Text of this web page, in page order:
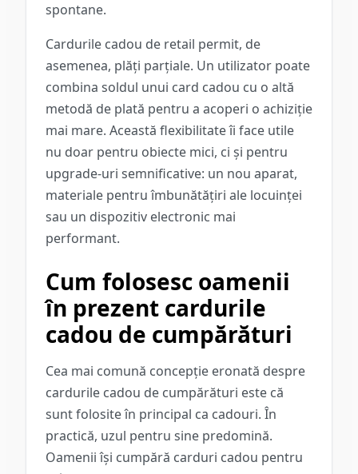
spontane.
Cardurile cadou de retail permit, de
asemenea, plăți parțiale. Un utilizator poate
combina soldul unui card cadou cu o altă
metodă de plată pentru a acoperi o achiziție
mai mare. Această flexibilitate îi face utile
nu doar pentru obiecte mici, ci și pentru
upgrade-uri semnificative: un nou aparat,
materiale pentru îmbunătățiri ale locuinței
sau un dispozitiv electronic mai
performant.
Cum folosesc oamenii
în prezent cardurile
cadou de cumpărături
Cea mai comună concepție eronată despre
cardurile cadou de cumpărături este că
sunt folosite în principal ca cadouri. În
practică, uzul pentru sine predomină.
Oamenii își cumpără carduri cadou pentru